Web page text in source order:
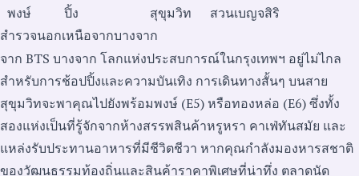
พงษ์
ปิ้ง
สุขุมวิท
สวนเบญจสิริ
สำรวจนอกเหนือจากบางจาก
จาก BTS บางจาก โลกแห่งประสบการณ์ในกรุงเทพฯ อยู่ไม่ไกล
สำหรับการช้อปปิ้งและความบันเทิง การเดินทางสั้นๆ บนสาย
สุขุมวิทจะพาคุณไปยังพร้อมพงษ์ (E5) หรือทองหล่อ (E6) ซึ่งทั้ง
สองแห่งเป็นที่รู้จักจากห้างสรรพสินค้าหรูหรา คาเฟ่ทันสมัย และ
แหล่งรับประทานอาหารที่มีชีวิตชีวา หากคุณกำลังมองหารสชาติ
ของวัฒนธรรมท้องถิ่นและสินค้าราคาพิเศษที่น่าทึ่ง ตลาดนัด